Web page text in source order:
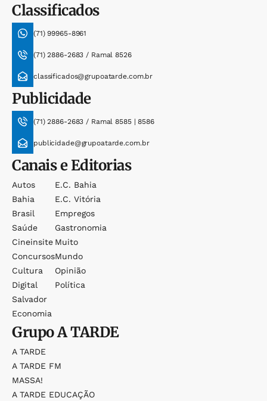
Classificados
(71) 99965-8961
(71) 2886-2683 / Ramal 8526
classificados@grupoatarde.com.br
Publicidade
(71) 2886-2683 / Ramal 8585 | 8586
publicidade@grupoatarde.com.br
Canais e Editorias
Autos
Bahia
Brasil
Saúde
Cineinsite
Concursos
Cultura
Digital
Salvador
Economia
E.c. Bahia
E.c. Vitória
Empregos
Gastronomia
Muito
Mundo
Opinião
Política
GrupoA TARDE
A TARDE
A TARDE FM
MASSA!
A TARDE EDUCAÇÃO